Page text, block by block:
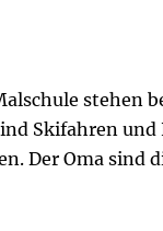
stehen
Skifahren
Der Oma sind